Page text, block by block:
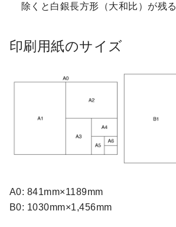
除くと白銀長方形（大和比）が残る
印刷用紙のサイズ
A0: 841mm×1189mm
B0: 1030mm×1,456mm